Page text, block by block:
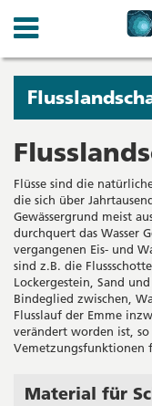
Kanton
Solothurn
Wichtige
Seiten
Startseite
Hauptnavigation
Inhalt
Sitemap
Suche
und
Suche
Hauptnavigation
Navigation
Sie
befinden
sich
gerade
in:
Flüsse sind die
die sich über
Gewässergrund meist
durchquert das Wasser
vergangenen Eis- und
sind z.B. die
Lockergestein, Sand
Bindeglied zwischen,
Flusslauf der Emme
verändert worden ist,
Vemetzungsfunktionen
Seitenleiste
Material für